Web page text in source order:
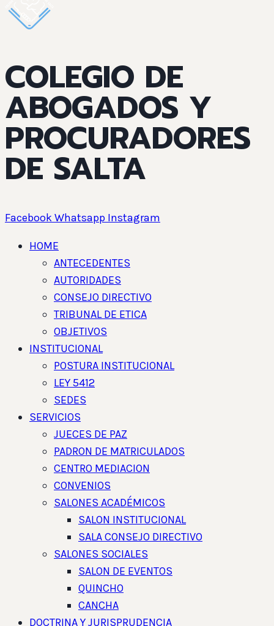
COLEGIO DE
ABOGADOS Y
PROCURADORES
DE SALTA
FacebookWhatsapp Instagram
HOME
ANTECEDENTES
AUTORIDADES
CONSEJO DIRECTIVO
TRIBUNAL DE ETICA
OBJETIVOS
INSTITUCIONAL
POSTURA INSTITUCIONAL
LEY 5412
SEDES
SERVICIOS
JUECES DE PAZ
PADRON DE MATRICULADOS
CENTRO MEDIACION
CONVENIOS
SALONES ACADÉMICOS
SALON INSTITUCIONAL
SALA CONSEJO DIRECTIVO
SALONES SOCIALES
SALON DE EVENTOS
QUINCHO
CANCHA
DOCTRINA Y JURISPRUDENCIA